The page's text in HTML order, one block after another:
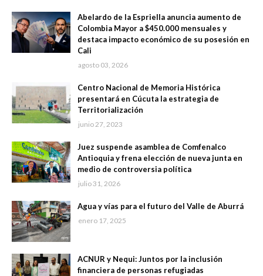
Abelardo de la Espriella anuncia aumento de
Colombia Mayor a $450.000 mensuales y
destaca impacto económico de su posesión en
Cali
agosto 03, 2026
Centro Nacional de Memoria Histórica
presentará en Cúcuta la estrategia de
Territorialización
junio 27, 2023
Juez suspende asamblea de Comfenalco
Antioquia y frena elección de nueva junta en
medio de controversia política
julio 31, 2026
Agua y vías para el futuro del Valle de Aburrá
enero 17, 2025
ACNUR y Nequi: Juntos por la inclusión
financiera de personas refugiadas